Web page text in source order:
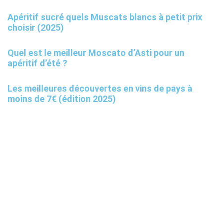
Apéritif sucré quels Muscats blancs à petit prix
choisir (2025)
Quel est le meilleur Moscato d’Asti pour un
apéritif d’été ?
Les meilleures découvertes en vins de pays à
moins de 7€ (édition 2025)